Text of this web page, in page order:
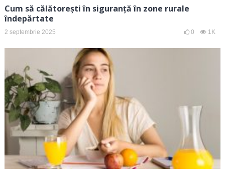
Cum să călătorești în siguranță în zone rurale
îndepărtate
2 septembrie 2025 0 1K